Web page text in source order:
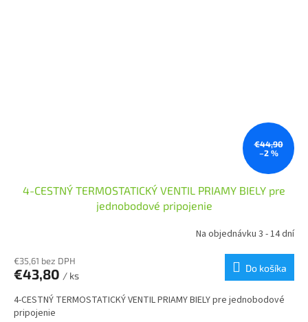
€44,90
–2 %
4-CESTNÝ TERMOSTATICKÝ VENTIL PRIAMY BIELY pre
jednobodové pripojenie
Na objednávku 3 - 14 dní
€35,61 bez DPH
€43,80 / ks
Do košíka
4-CESTNÝ TERMOSTATICKÝ VENTIL PRIAMY BIELY pre jednobodové
pripojenie